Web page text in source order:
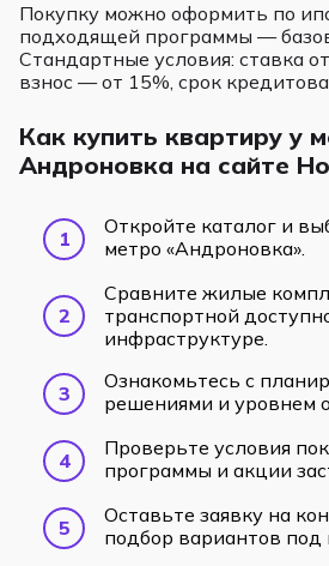
Покупку можно оформить по
подходящей программы —
Стандартные условия: ставка
взнос — от 15%, срок
Как купить квартиру у
Андроновка на сайте
Откройте каталог и
метро «Андроновка».
Сравните жилые
транспортной
инфраструктуре.
Ознакомьтесь с
решениями и уровнем
Проверьте условия
программы и акции
Оставьте заявку на
подбор вариантов